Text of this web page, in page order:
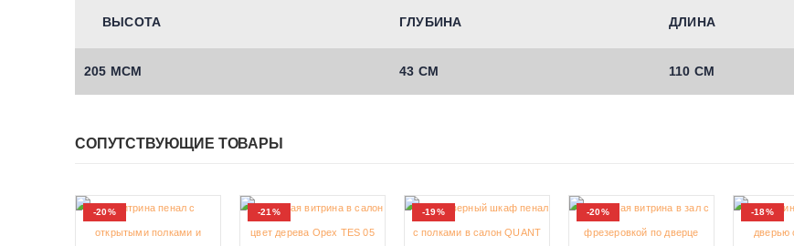
ВЫСОТА ГЛУБИНА ДЛИНА
205 МСМ 43 СМ 110 СМ
СОПУТСТВУЮЩИЕ ТОВАРЫ
-20% -21% -19% -20% -18%